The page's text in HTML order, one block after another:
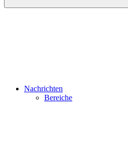
Nachrichten
Bereiche